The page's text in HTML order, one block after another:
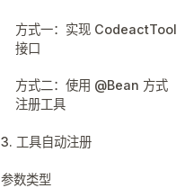
方式一：实现 CodeactTool
接口
方式二：使用 @Bean 方式
注册工具
3. 工具自动注册
参数类型